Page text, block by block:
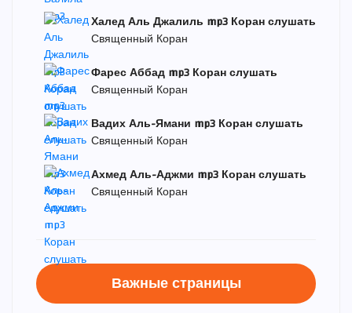
Халед Аль Джалиль mp3 Коран слушать
Священный Коран
Фарес Аббад mp3 Коран слушать
Священный Коран
Вадих Аль-Ямани mp3 Коран слушать
Священный Коран
Ахмед Аль-Аджми mp3 Коран слушать
Священный Коран
Важные страницы